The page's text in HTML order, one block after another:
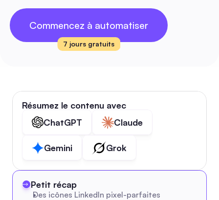
Commencez à automatiser
7 jours gratuits
Résumez le contenu avec
ChatGPT
Claude
Gemini Grok
Petit récap
Des icônes LinkedIn pixel-parfaites